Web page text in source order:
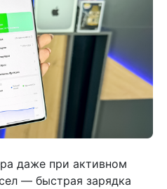
даже при активном
— быстрая зарядка